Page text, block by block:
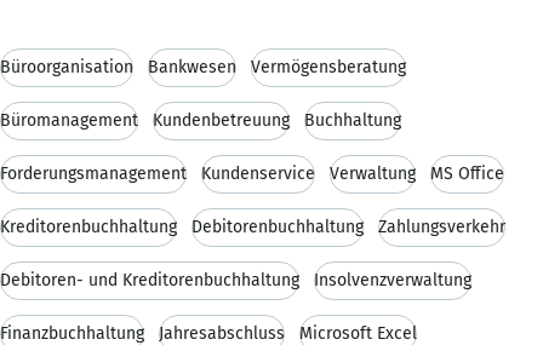
Büroorganisation Bankwesen Vermögensberatung
Büromanagement Kundenbetreuung Buchhaltung
Forderungsmanagement Kundenservice Verwaltung MS Office
Kreditorenbuchhaltung Debitorenbuchhaltung Zahlungsverkehr
Debitoren- und Kreditorenbuchhaltung Insolvenzverwaltung
Finanzbuchhaltung Jahresabschluss Microsoft Excel